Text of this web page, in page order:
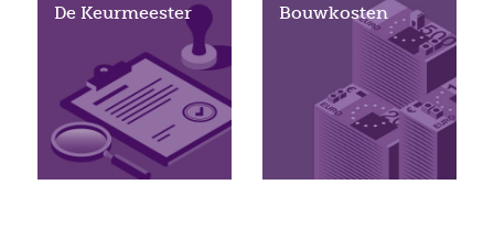
De Keurmeester Bouwkosten